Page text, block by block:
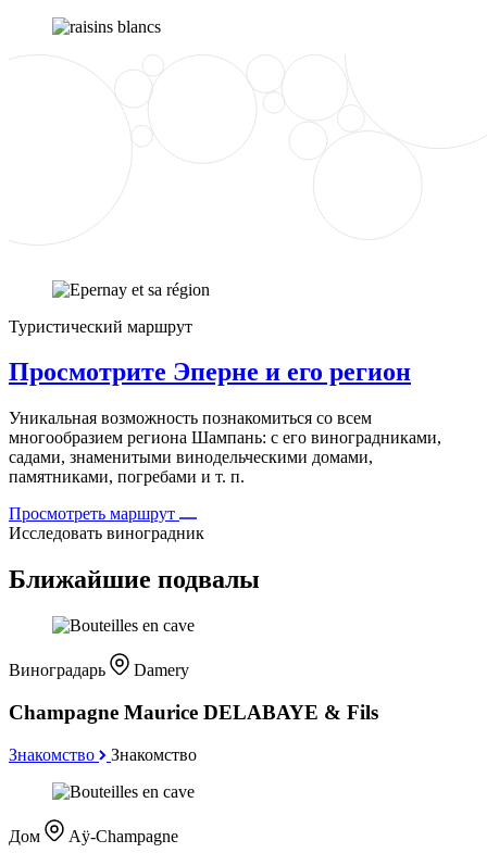
Туристический маршрут
Просмотрите Эперне и его регион
Уникальная возможность познакомиться со всем
многообразием региона Шампань: с его виноградниками,
садами, знаменитыми винодельческими домами,
памятниками, погребами и т. п.
Просмотреть маршрут
Исследовать виноградник
Ближайшие подвалы
Виноградарь Damery
Champagne Maurice DELABAYE & Fils
Знакомство Знакомство
Дом Aÿ-Champagne